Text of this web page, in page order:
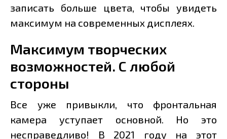
записать больше цвета, чтобы увидеть
максимум на современных дисплеях.
Максимум творческих
возможностей. С любой
стороны
Все уже привыкли, что фронтальная
камера уступает основной. Но это
несправедливо! В 2021 году на этот